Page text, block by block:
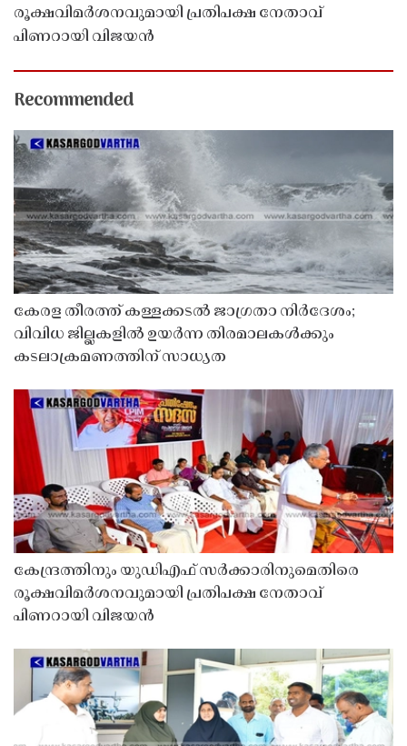
രൂക്ഷവിമർശനവുമായി പ്രതിപക്ഷ നേതാവ്
പിണറായി വിജയൻ
Recommended
കേരള തീരത്ത് കള്ളക്കടൽ ജാഗ്രതാ നിർദേശം;
വിവിധ ജില്ലകളിൽ ഉയർന്ന തിരമാലകൾക്കും
കടലാക്രമണത്തിന് സാധ്യത
കേന്ദ്രത്തിനും യുഡിഎഫ് സർക്കാരിനുമെതിരെ
രൂക്ഷവിമർശനവുമായി പ്രതിപക്ഷ നേതാവ്
പിണറായി വിജയൻ